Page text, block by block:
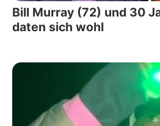
Bill Murray (72) und 30
daten sich wohl